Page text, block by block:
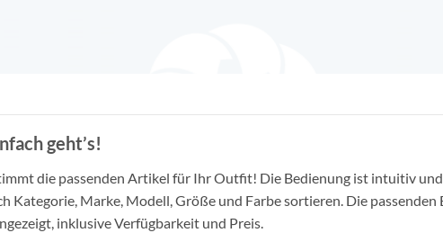
geht’s!
die passenden Artikel für Ihr Outfit! Die Bedienung ist intuitiv
Kategorie, Marke, Modell, Größe und Farbe sortieren. Die
inklusive Verfügbarkeit und Preis.